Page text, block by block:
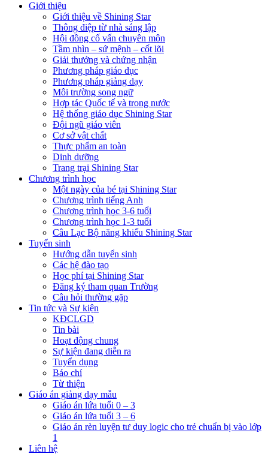
Giới thiệu
Giới thiệu về Shining Star
Thông điệp từ nhà sáng lập
Hội đồng cố vấn chuyên môn
Tầm nhìn – sứ mệnh – cốt lõi
Giải thưởng và chứng nhận
Phương pháp giáo dục
Phương pháp giảng dạy
Môi trường song ngữ
Hợp tác Quốc tế và trong nước
Hệ thống giáo dục Shining Star
Đội ngũ giáo viên
Cơ sở vật chất
Thực phẩm an toàn
Dinh dưỡng
Trang trại Shining Star
Chương trình học
Một ngày của bé tại Shining Star
Chương trình tiếng Anh
Chương trình học 3-6 tuổi
Chương trình học 1-3 tuổi
Câu Lạc Bộ năng khiếu Shining Star
Tuyển sinh
Hướng dẫn tuyển sinh
Các hệ đào tạo
Học phí tại Shining Star
Đăng ký tham quan Trường
Câu hỏi thường gặp
Tin tức và Sự kiện
KĐCLGD
Tin bài
Hoạt động chung
Sự kiện đang diễn ra
Tuyển dụng
Báo chí
Từ thiện
Giáo án giảng dạy mẫu
Giáo án lứa tuổi 0 – 3
Giáo án lứa tuổi 3 – 6
Giáo án rèn luyện tư duy logic cho trẻ chuẩn bị vào lớp
1
Liên hệ